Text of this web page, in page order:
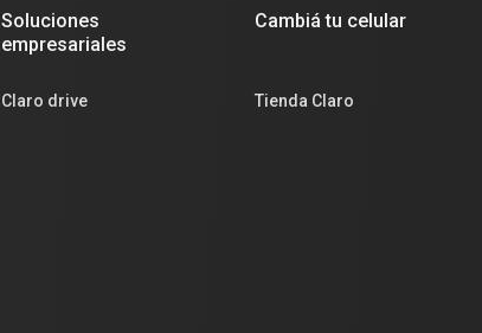
Soluciones
empresariales
Claro drive
Cambiá tu celular
Tienda Claro